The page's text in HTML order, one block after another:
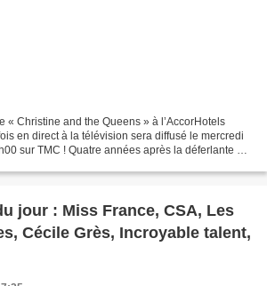
« Christine and the Queens » à l’AccorHotels
en direct à la télévision sera diffusé le mercredi
sur TMC ! Quatre années après la déferlante «
jour : Miss France, CSA, Les
Cécile Grès, Incroyable talent,